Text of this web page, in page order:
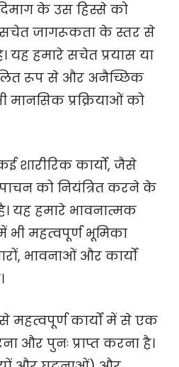
के उस हिस्से को
सचेत जागरूकता के स्तर से
यह हमारे सचेत प्रयास या
रूप से और अनैच्छिक
मानसिक प्रक्रियाओं को
शारीरिक कार्यों, जैसे
को नियंत्रित करने के
यह हमारे भावनात्मक
महत्वपूर्ण भूमिका
भावनाओं और कार्यों
कार्यों में से एक
और पुनः प्राप्त करना है।